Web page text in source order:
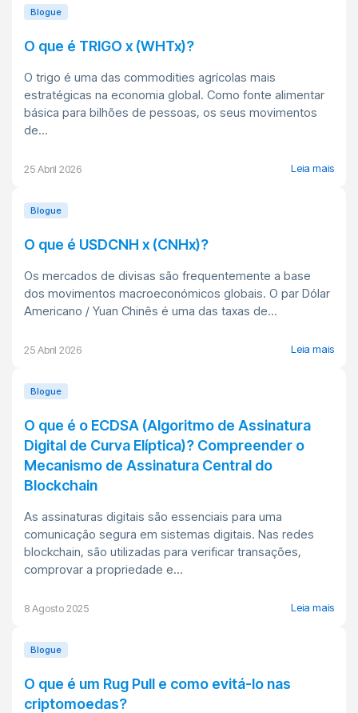
Blogue
O que é TRIGO x (WHTx)?
O trigo é uma das commodities agrícolas mais
estratégicas na economia global. Como fonte alimentar
básica para bilhões de pessoas, os seus movimentos
de...
25 Abril 2026 Leia mais
Blogue
O que é USDCNH x (CNHx)?
Os mercados de divisas são frequentemente a base
dos movimentos macroeconómicos globais. O par Dólar
Americano / Yuan Chinês é uma das taxas de...
25 Abril 2026 Leia mais
Blogue
O que é o ECDSA (Algoritmo de Assinatura
Digital de Curva Elíptica)? Compreender o
Mecanismo de Assinatura Central do
Blockchain
As assinaturas digitais são essenciais para uma
comunicação segura em sistemas digitais. Nas redes
blockchain, são utilizadas para verificar transações,
comprovar a propriedade e...
8 Agosto 2025 Leia mais
Blogue
O que é um Rug Pull e como evitá-lo nas
criptomoedas?